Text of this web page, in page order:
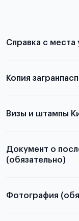
Справка с места
статье справка с
Копия
паспорта
Визы и штампы
Документ о
(обязательно)
Фотография